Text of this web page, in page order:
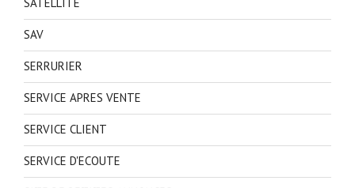
SAV
SERRURIER
SERVICE APRES VENTE
SERVICE CLIENT
SERVICE D'ECOUTE